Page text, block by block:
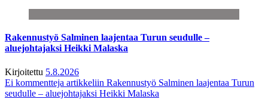
Rakennustyö Salminen laajentaa Turun seudulle –
aluejohtajaksi Heikki Malaska
Kirjoitettu 5.8.2026
Ei kommentteja artikkeliin Rakennustyö Salminen laajentaa Turun
seudulle – aluejohtajaksi Heikki Malaska